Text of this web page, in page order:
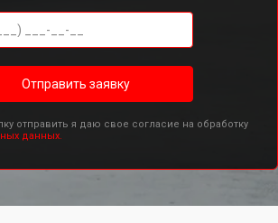
Отправить заявку
отправить я даю свое согласие на обработку
данных.